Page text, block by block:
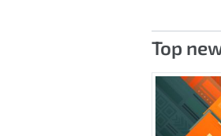
Top